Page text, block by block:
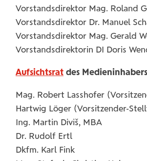
Vorstandsdirektor Mag. Roland
Vorstandsdirektor Dr. Manuel
Vorstandsdirektor Mag. Gerald
Vorstandsdirektorin DI Doris
Aufsichtsrat des Medieninhabers
Mag. Robert Lasshofer
Hartwig Löger (Vorsitzender-
Ing. Martin Diviš, MBA
Dr. Rudolf Ertl
Dkfm. Karl Fink